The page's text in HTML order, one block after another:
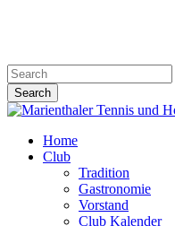
content
Search
Close
search
account
Menu
Home
Club
Tradition
Gastronomie
Vorstand
Club Kalender